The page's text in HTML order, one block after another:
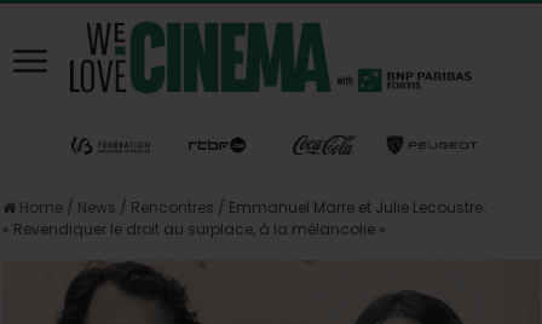
Home / News / Rencontres / Emmanuel Marre et Julie Lecoustre:
« Revendiquer le droit au surplace, à la mélancolie »